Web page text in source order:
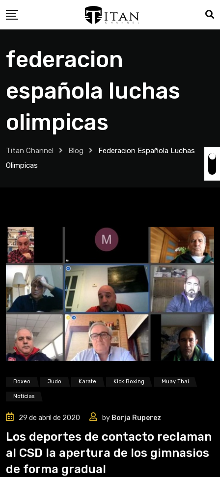
federacion
española luchas
olimpicas
Titan Channel Blog
Federacion Española Luchas
Olimpicas
Boxeo Judo Karate Kick Boxing Muay Thai
Noticias
29 de abril de 2020 by Borja Ruperez
Los deportes de contacto reclaman
al CSD la apertura de los gimnasios
de forma gradual